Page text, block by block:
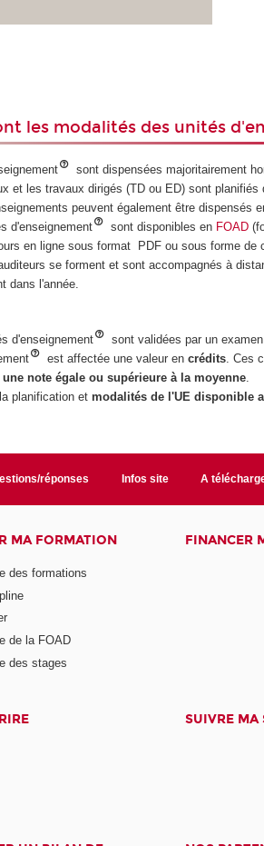
les modalités des unités
sont dispensées majoritairement
et les travaux dirigés (TD ou ED) sont
peuvent également être dispensés
d'enseignement
sont disponibles en FOAD
en ligne sous format PDF ou sous forme de
auditeurs se forment et sont accompagnés à
dans l'année.
d'enseignement
sont validées par un
est affectée une valeur encrédits. Ces
une note égale ou supérieure à la moyenne.
planification etmodalités de l'UE disponible
réponses Infos site A
MA FORMATION
des formations
de la FOAD
des stages
FINANCER
SUIVRE MA